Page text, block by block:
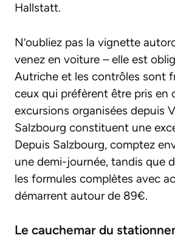
Hallstatt.
N’oubliez pas la vignette
venez en voiture – elle est
Autriche et les contrôles sont
ceux qui préfèrent être pris en
excursions organisées depuis
Salzbourg constituent une
Depuis Salzbourg, comptez
une demi-journée, tandis que
les formules complètes avec
démarrent autour de 89€.
Le cauchemar du